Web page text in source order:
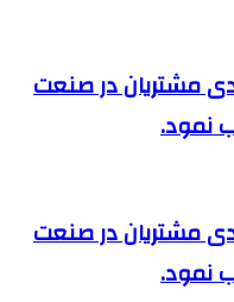
مشتریان در صنعت
نمود.
مشتریان در صنعت
نمود.